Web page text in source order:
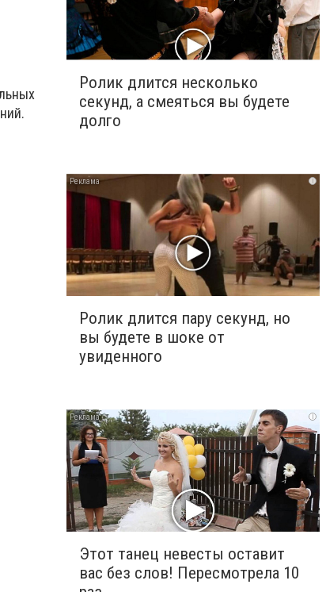
Ролик длится несколько
секунд, а смеяться вы будете
долго
i
Ролик длится пару секунд, но
вы будете в шоке от
увиденного
i
Этот танец невесты оставит
вас без слов! Пересмотрела 10